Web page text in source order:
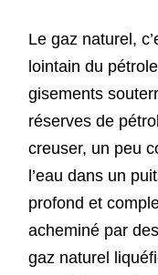
Le gaz naturel,
lointain du
gisements
réserves de
creuser, un peu
l’eau dans un
profond et
acheminé par
gaz naturel